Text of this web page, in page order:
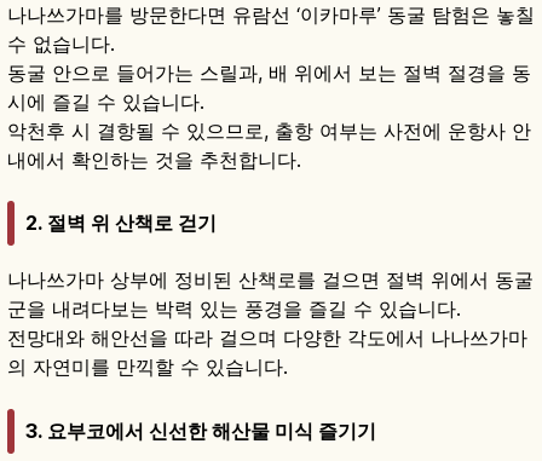
나나쓰가마를 방문한다면 유람선 ‘이카마루’ 동굴 탐험은 놓칠
수 없습니다.
동굴 안으로 들어가는 스릴과, 배 위에서 보는 절벽 절경을 동
시에 즐길 수 있습니다.
악천후 시 결항될 수 있으므로, 출항 여부는 사전에 운항사 안
내에서 확인하는 것을 추천합니다.
2. 절벽 위 산책로 걷기
나나쓰가마 상부에 정비된 산책로를 걸으면 절벽 위에서 동굴
군을 내려다보는 박력 있는 풍경을 즐길 수 있습니다.
전망대와 해안선을 따라 걸으며 다양한 각도에서 나나쓰가마
의 자연미를 만끽할 수 있습니다.
3. 요부코에서 신선한 해산물 미식 즐기기